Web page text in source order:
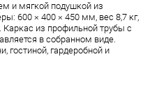
и мягкой подушкой из
600 × 400 × 450 мм, вес 8,7 кг,
Каркас из профильной трубы с
в собранном виде.
гостиной, гардеробной и